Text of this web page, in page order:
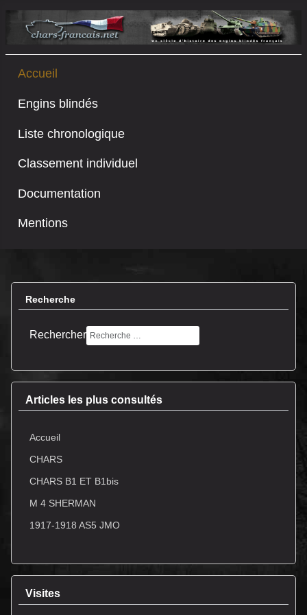
Accueil
Engins blindés
Liste chronologique
Classement individuel
Documentation
Mentions
Recherche
Rechercher
Articles les plus consultés
Accueil
CHARS
CHARS B1 ET B1bis
M 4 SHERMAN
1917-1918 AS5 JMO
Visites